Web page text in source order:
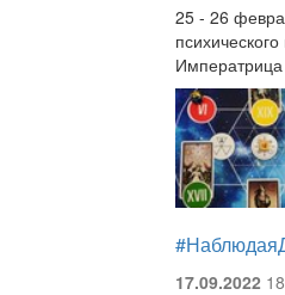
25 - 26
17.09.2022